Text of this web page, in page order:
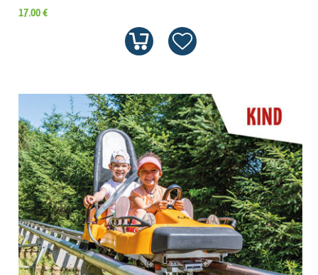
17.00 €